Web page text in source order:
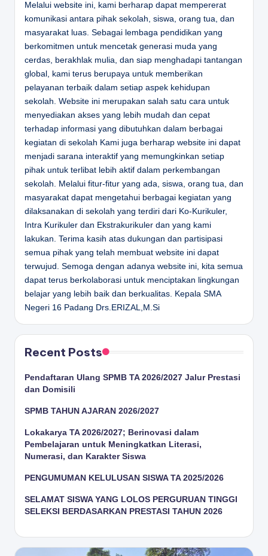
Melalui website ini, kami berharap dapat mempererat
komunikasi antara pihak sekolah, siswa, orang tua, dan
masyarakat luas. Sebagai lembaga pendidikan yang
berkomitmen untuk mencetak generasi muda yang
cerdas, berakhlak mulia, dan siap menghadapi tantangan
global, kami terus berupaya untuk memberikan
pelayanan terbaik dalam setiap aspek kehidupan
sekolah. Website ini merupakan salah satu cara untuk
menyediakan akses yang lebih mudah dan cepat
terhadap informasi yang dibutuhkan dalam berbagai
kegiatan di sekolah Kami juga berharap website ini dapat
menjadi sarana interaktif yang memungkinkan setiap
pihak untuk terlibat lebih aktif dalam perkembangan
sekolah. Melalui fitur-fitur yang ada, siswa, orang tua, dan
masyarakat dapat mengetahui berbagai kegiatan yang
dilaksanakan di sekolah yang terdiri dari Ko-Kurikuler,
Intra Kurikuler dan Ekstrakurikuler dan yang kami
lakukan. Terima kasih atas dukungan dan partisipasi
semua pihak yang telah membuat website ini dapat
terwujud. Semoga dengan adanya website ini, kita semua
dapat terus berkolaborasi untuk menciptakan lingkungan
belajar yang lebih baik dan berkualitas. Kepala SMA
Negeri 16 Padang Drs.ERIZAL,M.Si
Recent Posts
Pendaftaran Ulang SPMB TA 2026/2027 Jalur Prestasi
dan Domisili
SPMB TAHUN AJARAN 2026/2027
Lokakarya TA 2026/2027; Berinovasi dalam
Pembelajaran untuk Meningkatkan Literasi,
Numerasi, dan Karakter Siswa
PENGUMUMAN KELULUSAN SISWA TA 2025/2026
SELAMAT SISWA YANG LOLOS PERGURUAN TINGGI
SELEKSI BERDASARKAN PRESTASI TAHUN 2026